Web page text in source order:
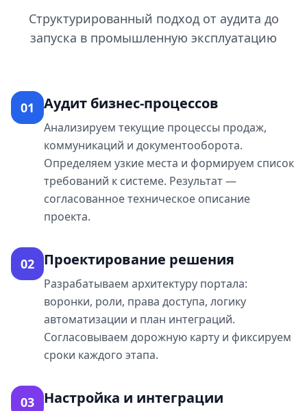
Структурированный подход от аудита до
запуска в промышленную эксплуатацию
01 Аудит бизнес-процессов
Анализируем текущие процессы продаж,
коммуникаций и документооборота.
Определяем узкие места и формируем список
требований к системе. Результат —
согласованное техническое описание
проекта.
02 Проектирование решения
Разрабатываем архитектуру портала:
воронки, роли, права доступа, логику
автоматизации и план интеграций.
Согласовываем дорожную карту и фиксируем
сроки каждого этапа.
03 Настройка и интеграции